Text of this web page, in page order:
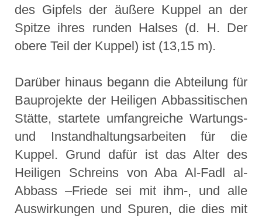
des Gipfels der äußere Kuppel an der
Spitze ihres runden Halses (d. H. Der
obere Teil der Kuppel) ist (13,15 m).
Darüber hinaus begann die Abteilung für
Bauprojekte der Heiligen Abbassitischen
Stätte, startete umfangreiche Wartungs-
und Instandhaltungsarbeiten für die
Kuppel. Grund dafür ist das Alter des
Heiligen Schreins von Aba Al-Fadl al-
Abbass –Friede sei mit ihm-, und alle
Auswirkungen und Spuren, die dies mit